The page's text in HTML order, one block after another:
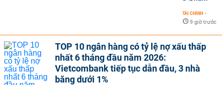
TÀI CHÍNH -
9 giờ trước
TOP 10 ngân hàng có tỷ lệ nợ xấu thấp
nhất 6 tháng đầu năm 2026:
Vietcombank tiếp tục dẫn đầu, 3 nhà
băng dưới 1%